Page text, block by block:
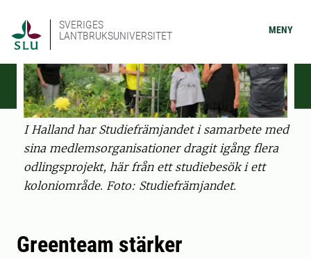
SVERIGES
LANTBRUKSUNIVERSITET
MENY
I Halland har Studiefrämjandet i samarbete med
sina medlemsorganisationer dragit igång flera
odlingsprojekt, här från ett studiebesök i ett
koloniområde. Foto: Studiefrämjandet.
Greenteam stärker